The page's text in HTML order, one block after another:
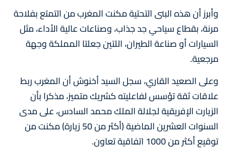
وأبرز أن هذه البنى التحتية مكنت المغرب من التمتع بفلاحة
مرنة، بقطاع سياحي جد جذاب، وصناعات عالية الأداء، مثل
السيارات أو صناعة الطيران، اللتين جعلتا المملكة وجهة
مرجعية.
وعلى الصعيد القاري، سجل السيد أخنوش أن المغرب ربط
علاقات ثقة تؤسس لفاعليته كشريك متميز، مذكرا بأن
الزيارت الإفريقية لجلالة الملك محمد السادس، على مدى
السنوات العشرين الماضية (أكثر من 50 زيارة) مكنت من
توقيع أكثر من 1000 اتفاقية تعاون.